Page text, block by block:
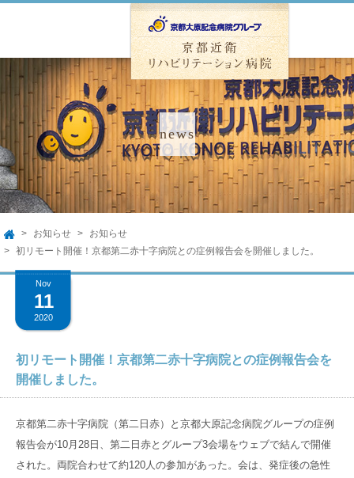
TEL.075-762-5000
入院のご相談 友
HOME
病院のご案内
病院のご案内
病院概要
数字でわかる京都近衛リハ病院
管理者のご挨拶
医師紹介
入院のご案内
入院のご相談
入院当日の持ち物
入院中の各種サービス
入院環境
リハビリ治療法
訪問リハビリ
TOP
お知らせ
お知らせ
初リモート開催！京都第二赤十字病院との症例報告会を開催しました。
Nov
11
2020
初リモート開催！京都第二赤十字病院との症例報告会を
開催しました。
京都第二赤十字病院（第二日赤）と京都大原記念病院グループの症例
報告会が10月28日、第二日赤とグループ3会場をウェブで結んで開催
された。両院合わせて約120人の参加があった。会は、発症後の急性